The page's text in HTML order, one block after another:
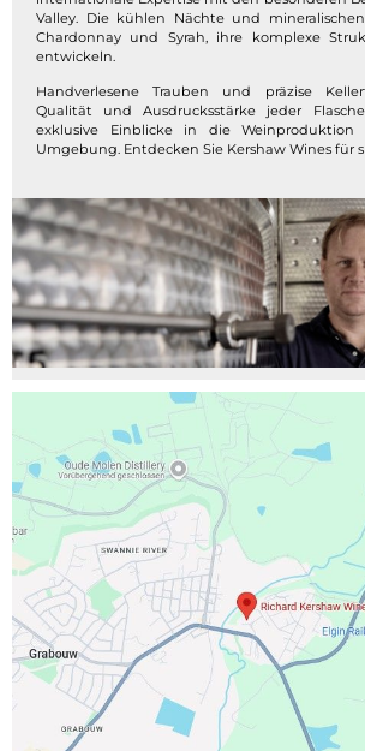
Valley. Die kühlen Nächte und
Chardonnay und Syrah, ihre komplexe
entwickeln.
Handverlesene Trauben und präzise
Qualität und Ausdrucksstärke jeder
exklusive Einblicke in die
Umgebung. Entdecken Sie Kershaw Wines für